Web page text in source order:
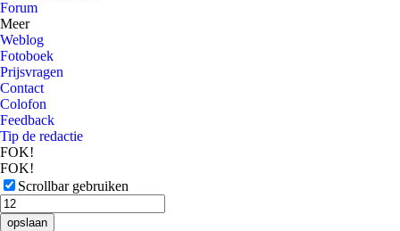
Forum
Meer
Weblog
Fotoboek
Prijsvragen
Contact
Colofon
Feedback
Tip de redactie
FOK!
FOK!
Scrollbar gebruiken
opslaan